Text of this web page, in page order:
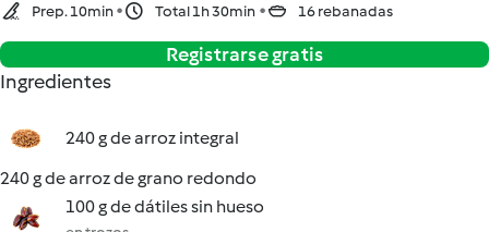
Prep. 10min Total 1h 30min 16 rebanadas
Registrarse gratis
Ingredientes
240 g de arroz integral
240 g de arroz de grano redondo
100 g de dátiles sin hueso